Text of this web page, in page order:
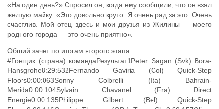
«На один день?» Спросил он, когда ему сообщили, что он взял
желтую майку: «Это довольно круто. Я очень рад за это. Очень
счастлив. Мой отец здесь и мои друзья из Жилины — моего
родного города — это очень приятно».
Общий зачет по итогам второго этапа:
#Гонщик (страна) командаРезультат1Peter Sagan (Svk) Bora-
Hansgrohe8:29:532Fernando Gaviria (Col) Quick-Step
Floors0:00:063Sonny Colbrelli (Ita) Bahrain-
Merida0:00:104Sylvain Chavanel (Fra) Direct
Energie0:00:135Philippe Gilbert (Bel) Quick-Step